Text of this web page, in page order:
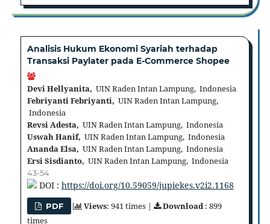
Analisis Hukum Ekonomi Syariah terhadap
Transaksi Paylater pada E-Commerce Shopee
Devi Hellyanita, UIN Raden Intan Lampung, Indonesia
Febriyanti Febriyanti, UIN Raden Intan Lampung,
Indonesia
Revsi Adesta, UIN Raden Intan Lampung, Indonesia
Uswah Hanif, UIN Raden Intan Lampung, Indonesia
Ananda Elsa, UIN Raden Intan Lampung, Indonesia
Ersi Sisdianto, UIN Raden Intan Lampung, Indonesia
43-54
DOI : https://doi.org/10.59059/jupiekes.v2i2.1168
PDF Views: 941 times | Download : 899
times